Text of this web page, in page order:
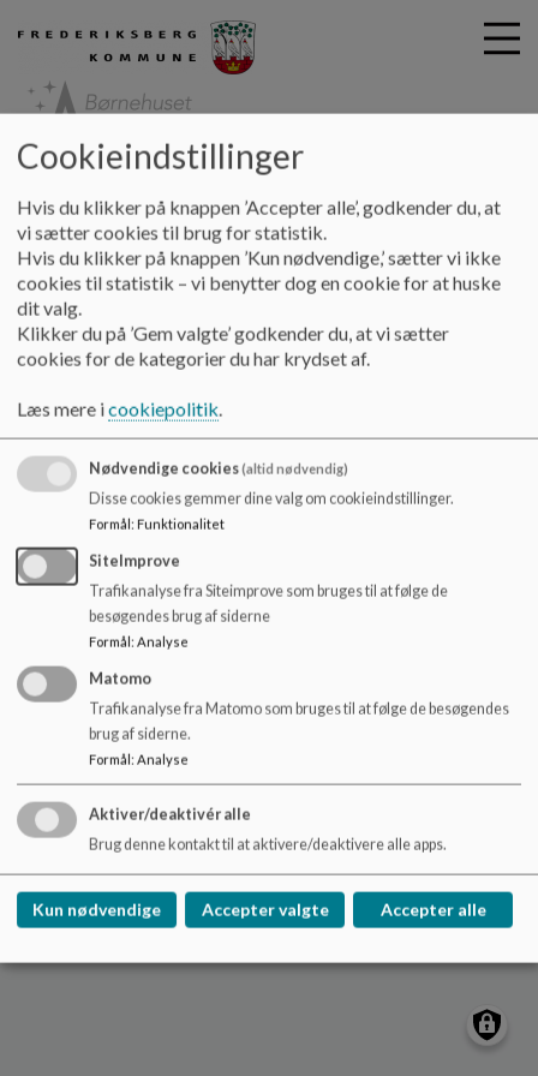
i
Børnehuset Stjernen
Vores dagtilbud Tværfagligt samarbejde
Hånd-i-hånd
xx
Børnehuset Stjernen
Kronprinsesse Sofies Vej 29-31, 2000
Frederiksberg
stjernen@frederiksberg.dk
+45 38 21 15 50
EAN NR.
Webtilgængelighed
Sitemap
Cookie politik
Cookieindstillinger
Hvis du klikker på knappen ’Accepter alle’, godkender du, at
vi sætter cookies til brug for statistik.
Hvis du klikker på knappen ’Kun nødvendige,’ sætter vi ikke
cookies til statistik – vi benytter dog en cookie for at huske
dit valg.
Klikker du på ’Gem valgte’ godkender du, at vi sætter
cookies for de kategorier du har krydset af.
Læs mere icookiepolitik.
Nødvendige cookies(altid nødvendig)
Disse cookies gemmer dine valg om cookieindstillinger.
Formål: Funktionalitet
SiteImprove
Trafikanalyse fra Siteimprove som bruges til at følge de
besøgendes brug af siderne
Formål: Analyse
Matomo
Trafikanalyse fra Matomo som bruges til at følge de besøgendes
brug af siderne.
Formål: Analyse
Aktiver/deaktivér alle
Brug denne kontakt til at aktivere/deaktivere alle apps.
Kun nødvendige Accepter valgte Accepter alle